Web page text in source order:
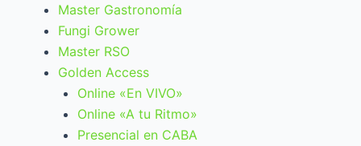
Master Gastronomía
Fungi Grower
Master RSO
Golden Access
Online «En VIVO»
Online «A tu Ritmo»
Presencial en CABA